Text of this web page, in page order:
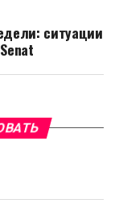
ситуации